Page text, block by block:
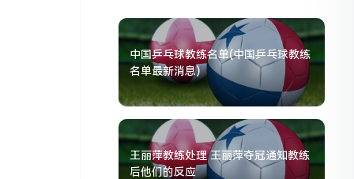
中国乒乓球教练名单(中国乒乓球教练
名单最新消息)
王丽萍教练处理 王丽萍夺冠通知教练
后他们的反应